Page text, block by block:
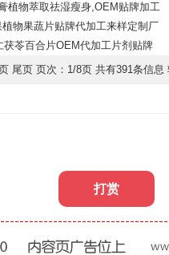
植物萃取祛湿瘦身,OEM贴牌加工
物果蔬片贴牌代加工来样定制厂
苓百合片OEM代加工片剂贴牌
尾页 页次：1/8页 共有391条信息
打赏